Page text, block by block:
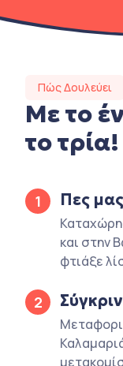
Πώς Δουλεύει
Με το
το τρία!
1 Πες
και στην
φτιάξε
2